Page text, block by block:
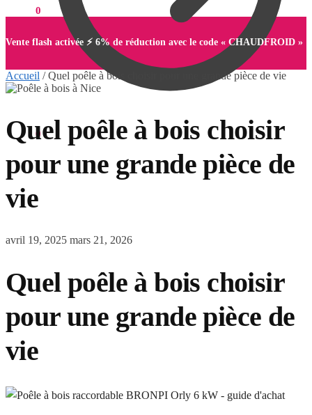
0,00 € 0
0
Vente flash activée ⚡ 6% de réduction avec le code « CHAUDFROID »
Accueil /Quel poêle à bois choisir pour une grande pièce de vie
Quel poêle à bois choisir
pour une grande pièce de
vie
avril 19, 2025 mars 21, 2026
Quel poêle à bois choisir
pour une grande pièce de
vie